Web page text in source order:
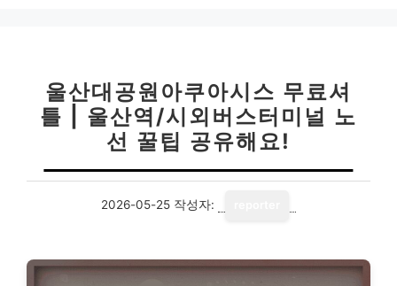
울산대공원아쿠아시스 무료셔
틀 | 울산역/시외버스터미널 노
선 꿀팁 공유해요!
2026-05-25 작성자: